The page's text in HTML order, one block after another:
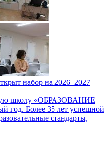
набор на 2026–2027
школу «ОБРАЗОВАНИЕ
Более 35 лет успешной
стандарты,